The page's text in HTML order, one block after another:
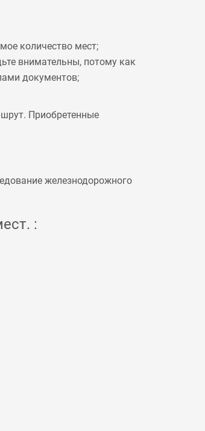
количество мест;
внимательны, потому как
документов;
Приобретенные
железнодорожного
: